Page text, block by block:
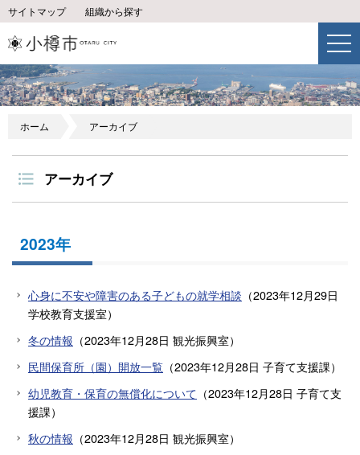
サイトマップ 組織から探す
ホーム アーカイブ
アーカイブ
2023年
心身に不安や障害のある子どもの就学相談 （2023年12月29日
学校教育支援室）
冬の情報 （2023年12月28日 観光振興室）
民間保育所（園）開放一覧 （2023年12月28日 子育て支援課）
幼児教育・保育の無償化について （2023年12月28日 子育て支
援課）
秋の情報 （2023年12月28日 観光振興室）